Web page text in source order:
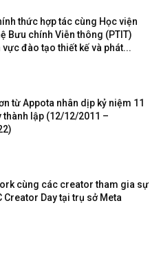
thức hợp tác cùng Học viện
Bưu chính Viễn thông (PTIT)
đào tạo thiết kế và phát...
từ Appota nhân dịp kỷ niệm 11
thành lập (12/12/2011 –
cùng các creator tham gia sự
Creator Day tại trụ sở Meta